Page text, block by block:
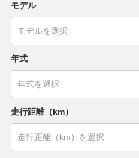
モデル
年式
走行距離（km）